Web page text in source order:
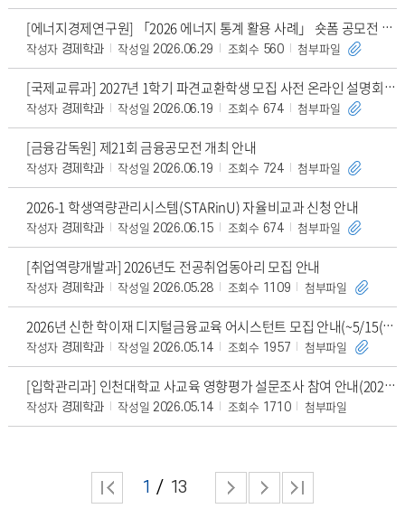
[에너지경제연구원] 「2026 에너지 통계 활용 사례」 숏폼 공모전 안내
작성자 경제학과 작성일 2026.06.29 조회수 560 첨부파일
[국제교류과] 2027년 1학기 파견교환학생 모집 사전 온라인 설명회 개최 안내
작성자 경제학과 작성일 2026.06.19 조회수 674 첨부파일
[금융감독원] 제21회 금융공모전 개최 안내
작성자 경제학과 작성일 2026.06.19 조회수 724 첨부파일
2026-1 학생역량관리시스템(STARinU) 자율비교과 신청 안내
작성자 경제학과 작성일 2026.06.15 조회수 674 첨부파일
[취업역량개발과] 2026년도 전공취업동아리 모집 안내
작성자 경제학과 작성일 2026.05.28 조회수 1109 첨부파일
2026년 신한 학이재 디지털금융교육 어시스턴트 모집 안내(~5/15(금)까지)
작성자 경제학과 작성일 2026.05.14 조회수 1957 첨부파일
[입학관리과] 인천대학교 사교육 영향평가 설문조사 참여 안내(2026학번만 참여 가능)
작성자 경제학과 작성일 2026.05.14 조회수 1710 첨부파일
1 13